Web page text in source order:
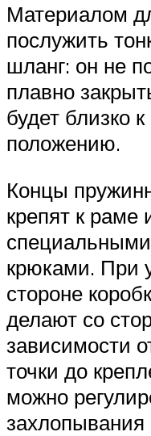
Материалом
послужить
шланг: он не
плавно
будет близко
положению.
Концы
крепят к раме
крюками. При
стороне
делают со
зависимости
точки до
можно
захлопывания